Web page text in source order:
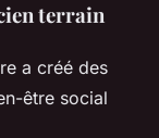
terrain
a créé des
être social